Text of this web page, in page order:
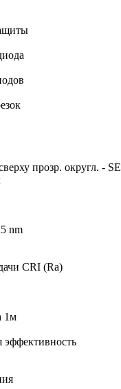
прозр. округл. - SE
nm
CRI (Ra)
1м
эффективность